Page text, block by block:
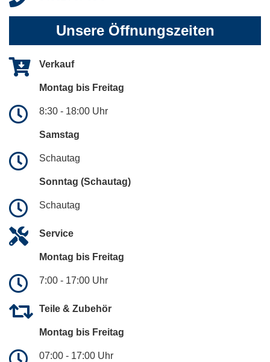
Unsere Öffnungszeiten
Verkauf
Montag bis Freitag
8:30 - 18:00 Uhr
Samstag
Schautag
Sonntag (Schautag)
Schautag
Service
Montag bis Freitag
7:00 - 17:00 Uhr
Teile & Zubehör
Montag bis Freitag
07:00 - 17:00 Uhr